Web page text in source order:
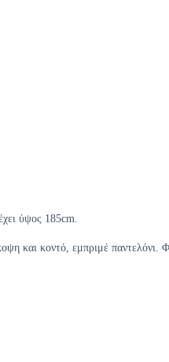
ύψος 185cm.
και κοντό, εμπριμέ